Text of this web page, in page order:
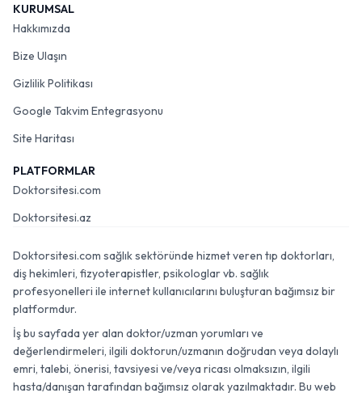
KURUMSAL
Hakkımızda
Bize Ulaşın
Gizlilik Politikası
Google Takvim Entegrasyonu
Site Haritası
PLATFORMLAR
Doktorsitesi.com
Doktorsitesi.az
Doktorsitesi.com sağlık sektöründe hizmet veren tıp doktorları,
diş hekimleri, fizyoterapistler, psikologlar vb. sağlık
profesyonelleri ile internet kullanıcılarını buluşturan bağımsız bir
platformdur.
İş bu sayfada yer alan doktor/uzman yorumları ve
değerlendirmeleri, ilgili doktorun/uzmanın doğrudan veya dolaylı
emri, talebi, önerisi, tavsiyesi ve/veya ricası olmaksızın, ilgili
hasta/danışan tarafından bağımsız olarak yazılmaktadır. Bu web